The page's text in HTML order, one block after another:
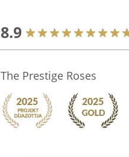
8.9
The Prestige Roses